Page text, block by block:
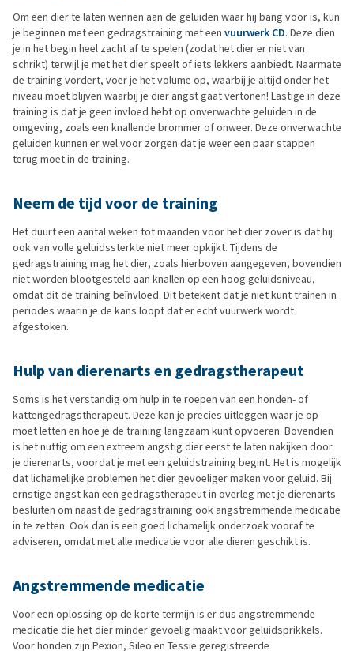
Om een dier te laten wennen aan de geluiden waar hij bang voor is, kun
je beginnen met een gedragstraining met een vuurwerk CD. Deze dien
je in het begin heel zacht af te spelen (zodat het dier er niet van
schrikt) terwijl je met het dier speelt of iets lekkers aanbiedt. Naarmate
de training vordert, voer je het volume op, waarbij je altijd onder het
niveau moet blijven waarbij je dier angst gaat vertonen! Lastige in deze
training is dat je geen invloed hebt op onverwachte geluiden in de
omgeving, zoals een knallende brommer of onweer. Deze onverwachte
geluiden kunnen er wel voor zorgen dat je weer een paar stappen
terug moet in de training.
Neem de tijd voor de training
Het duurt een aantal weken tot maanden voor het dier zover is dat hij
ook van volle geluidssterkte niet meer opkijkt. Tijdens de
gedragstraining mag het dier, zoals hierboven aangegeven, bovendien
niet worden blootgesteld aan knallen op een hoog geluidsniveau,
omdat dit de training beïnvloed. Dit betekent dat je niet kunt trainen in
periodes waarin je de kans loopt dat er echt vuurwerk wordt
afgestoken.
Hulp van dierenarts en gedragstherapeut
Soms is het verstandig om hulp in te roepen van een honden- of
kattengedragstherapeut. Deze kan je precies uitleggen waar je op
moet letten en hoe je de training langzaam kunt opvoeren. Bovendien
is het nuttig om een extreem angstig dier eerst te laten nakijken door
je dierenarts, voordat je met een geluidstraining begint. Het is mogelijk
dat lichamelijke problemen het dier gevoeliger maken voor geluid. Bij
ernstige angst kan een gedragstherapeut in overleg met je dierenarts
besluiten om naast de gedragstraining ook angstremmende medicatie
in te zetten. Ook dan is een goed lichamelijk onderzoek vooraf te
adviseren, omdat niet alle medicatie voor alle dieren geschikt is.
Angstremmende medicatie
Voor een oplossing op de korte termijn is er dus angstremmende
medicatie die het dier minder gevoelig maakt voor geluidsprikkels.
Voor honden zijn Pexion, Sileo en Tessie geregistreerde